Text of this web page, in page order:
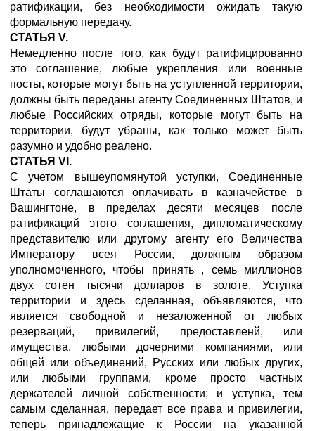
ратификации, без необходимости ожидать такую
формальную передачу.
СТАТЬЯ V.
Немедленно после того, как будут ратифицированно
это соглашение, любые укрепления или военные
посты, которые могут быть на уступленной территории,
должны быть переданы агенту Соединенных Штатов, и
любые Российских отряды, которые могут быть на
территории, будут убраны, как только может быть
разумно и удобно реалено.
СТАТЬЯ VI.
С учетом вышеупомянутой уступки, Соединенные
Штаты соглашаются оплачивать в казначействе в
Вашингтоне, в пределах десяти месяцев после
ратификаций этого соглашения, дипломатическому
представителю или другому агенту его Величества
Императору всея России, должным образом
уполномоченного, чтобы принять , семь миллионов
двух сотен тысячи долларов в золоте. Уступка
территории и здесь сделанная, объявляются, что
является свободной и незаложенной от любых
резерваций, привилегий, предоставленй, или
имущества, любыми дочерними компаниями, или
общей или объединений, Русских или любых других,
или любыми группами, кроме просто частных
держателей личной собственности; и уступка, тем
самым сделанная, передает все права и привилегии,
теперь принадлежащие к России на указанной